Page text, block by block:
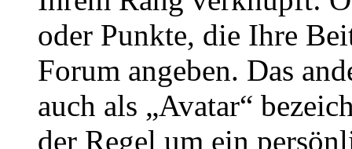
oder Punkte, die Ihre
Forum angeben. Das
auch als „Avatar“
der Regel um ein